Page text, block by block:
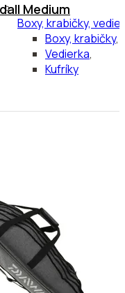
Boxy, krabičky,
Boxy, krabičky,
Vedierka,
Kufríky
Medium